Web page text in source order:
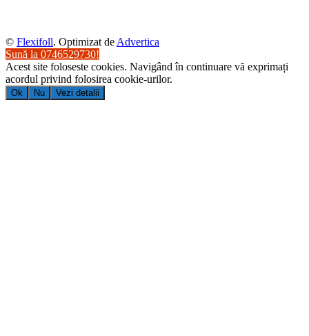
© Flexifoll. Optimizat de Advertica
Sună la 0746529730!
Acest site foloseste cookies. Navigând în continuare vă exprimați
acordul privind folosirea cookie-urilor.
Ok Nu Vezi detalii